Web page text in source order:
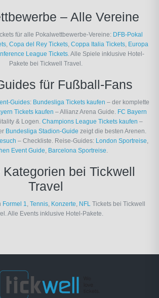
– Alle Vereine
für alle Pokalwettbewerbe-Vereine: DFB-Pokal
, Copa del Rey Tickets, Coppa Italia Tickets, Europa
League Tickets . Alle Spiele inklusive Hotel-
Pakete bei Tickwell Travel.
für Fußball-Fans
Guides: Bundesliga Tickets kaufen – der komplette
Tickets kaufen – Allianz Arena Guide. FC Bayern
& Logen. Champions League Tickets kaufen –
Bundesliga Stadion-Guide zeigt die besten Arenen.
– Checkliste. Reise-Guides: London Sportreise
Event Guide Barcelona Sportreise
bei Tickwell
Travel
Formel 1 Tennis Konzerte NFL Tickets bei Tickwell
Alle Events inklusive Hotel-Pakete.